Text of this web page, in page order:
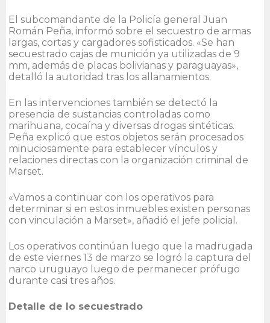
El subcomandante de la Policía general Juan
Román Peña, informó sobre el secuestro de armas
largas, cortas y cargadores sofisticados. «Se han
secuestrado cajas de munición ya utilizadas de 9
mm, además de placas bolivianas y paraguayas»,
detalló la autoridad tras los allanamientos.
En las intervenciones también se detectó la
presencia de sustancias controladas como
marihuana, cocaína y diversas drogas sintéticas.
Peña explicó que estos objetos serán procesados
minuciosamente para establecer vínculos y
relaciones directas con la organización criminal de
Marset.
«Vamos a continuar con los operativos para
determinar si en estos inmuebles existen personas
con vinculación a Marset», añadió el jefe policial.
Los operativos continúan luego que la madrugada
de este viernes 13 de marzo se logró la captura del
narco uruguayo luego de permanecer prófugo
durante casi tres años.
Detalle de lo secuestrado